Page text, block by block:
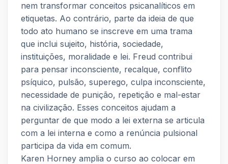
nem transformar conceitos psicanalíticos em
etiquetas. Ao contrário, parte da ideia de que
todo ato humano se inscreve em uma trama
que inclui sujeito, história, sociedade,
instituições, moralidade e lei. Freud contribui
para pensar inconsciente, recalque, conflito
psíquico, pulsão, superego, culpa inconsciente,
necessidade de punição, repetição e mal-estar
na civilização. Esses conceitos ajudam a
perguntar de que modo a lei externa se articula
com a lei interna e como a renúncia pulsional
participa da vida em comum.
Karen Horney amplia o curso ao colocar em